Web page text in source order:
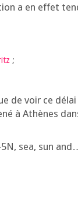
a en effet
;
de voir ce
à Athènes
sea, sun